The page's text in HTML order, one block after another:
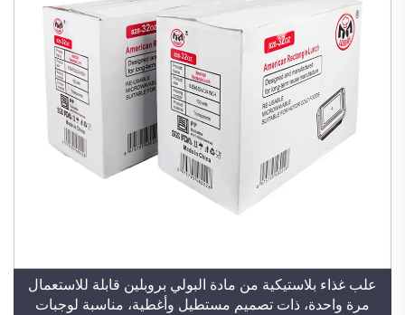
علب غذاء بلاستيكية من مادة البولي بروبلين قابلة للاستعمال
مرة واحدة، ذات تصميم مستطيل وأغطية، مناسبة لوجبات